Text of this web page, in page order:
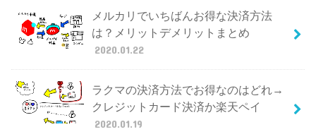
メルカリでいちばんお得な決済方法
は？メリットデメリットまとめ
2020.01.22
ラクマの決済方法でお得なのはどれ→
クレジットカード決済か楽天ペイ
2020.01.19